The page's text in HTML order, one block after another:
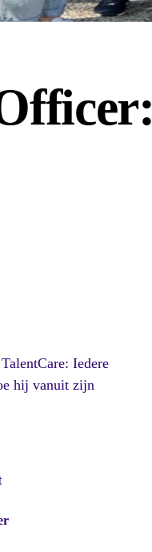
Iedere
hij vanuit zijn